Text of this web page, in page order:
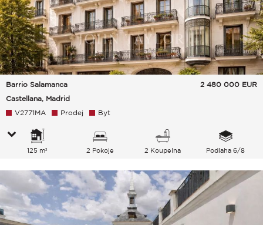
Barrio Salamanca
Castellana, Madrid
2 480 000 EUR
V2771MA Prodej Byt
125 m² 2 Pokoje 2 Koupelna Podlaha 6/8